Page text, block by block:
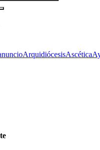
ArquidiócesisAscética